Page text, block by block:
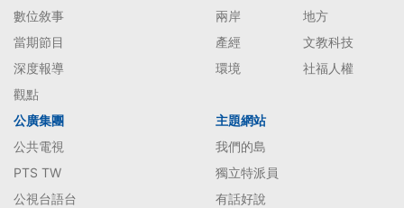
數位敘事
當期節目
深度報導
觀點
兩岸
地方
產經
文教科技
環境
社福人權
公廣集團
公共電視
PTS TW
公視台語台
主題網站
我們的島
獨立特派員
有話好說